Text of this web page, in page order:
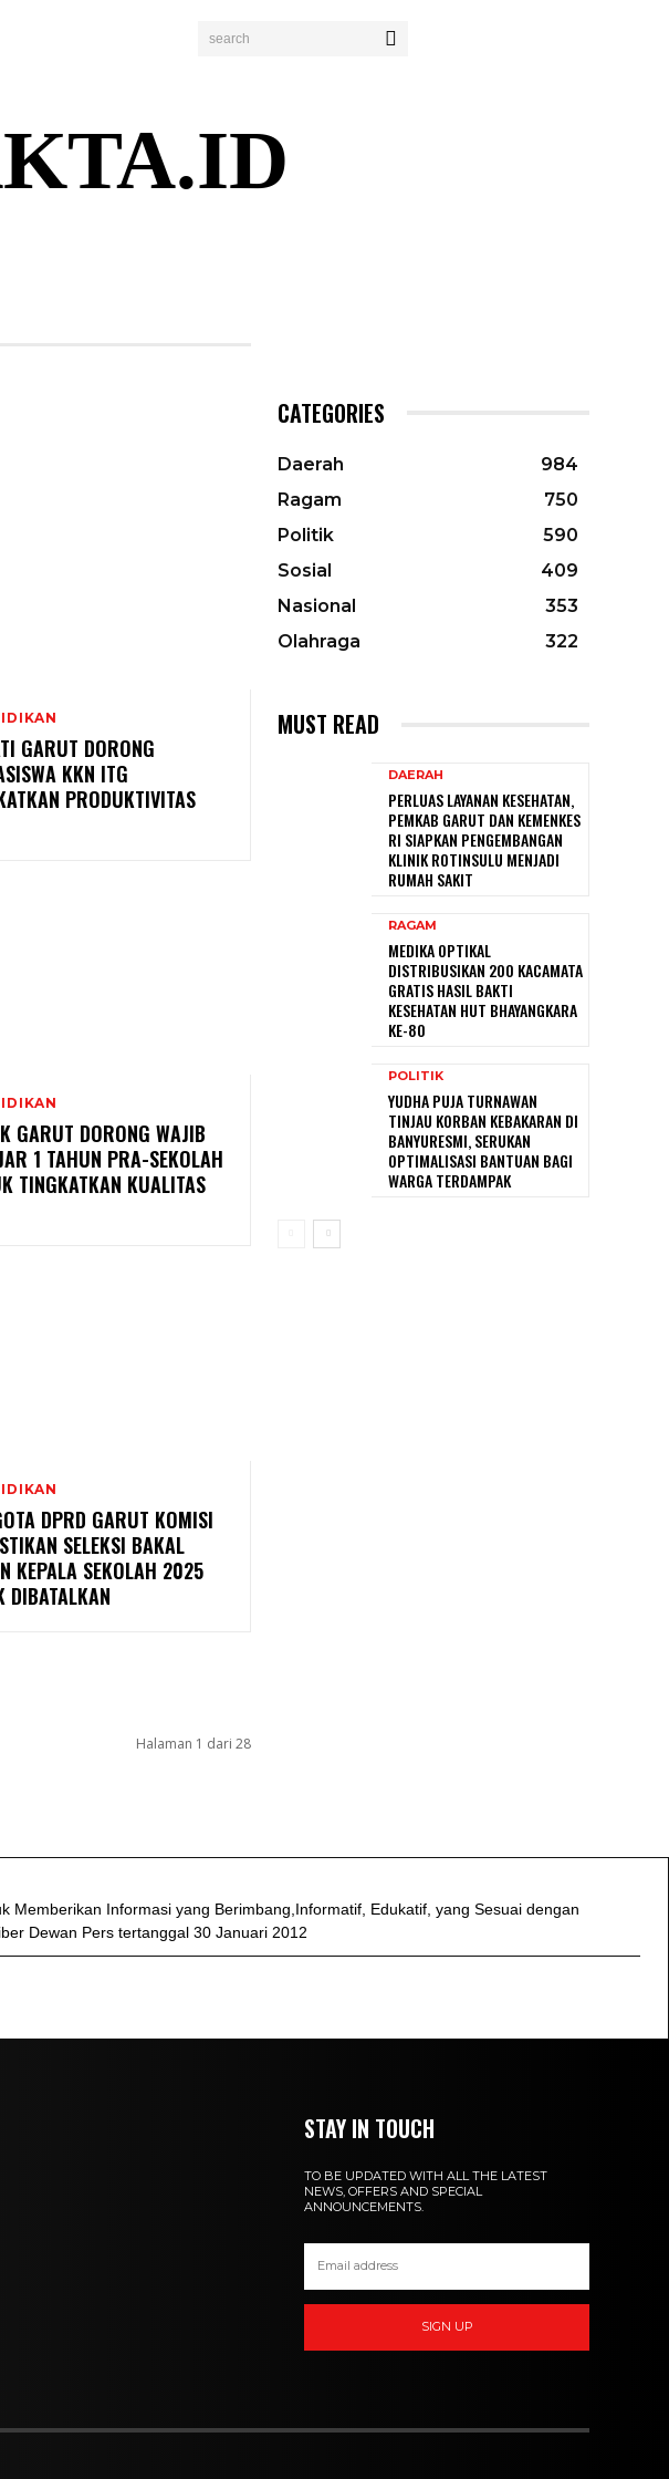
search
GARUT DORONG
KKN ITG
PRODUKTIVITAS
GARUT DORONG WAJIB
1 TAHUN PRA-SEKOLAH
TINGKATKAN KUALITAS
DPRD GARUT KOMISI
SELEKSI BAKAL
KEPALA SEKOLAH 2025
DIBATALKAN
Halaman 1 dari 28
CATEGORIES
Daerah
984
Ragam
750
Politik
590
Sosial
409
Nasional
353
Olahraga
322
MUST READ
DAERAH
PERLUAS LAYANAN KESEHATAN,
PEMKAB GARUT DAN KEMENKES
RI SIAPKAN PENGEMBANGAN
KLINIK ROTINSULU MENJADI
RUMAH SAKIT
RAGAM
MEDIKA OPTIKAL
DISTRIBUSIKAN 200 KACAMATA
GRATIS HASIL BAKTI
KESEHATAN HUT BHAYANGKARA
KE-80
POLITIK
YUDHA PUJA TURNAWAN
TINJAU KORBAN KEBAKARAN DI
BANYURESMI, SERUKAN
OPTIMALISASI BANTUAN BAGI
WARGA TERDAMPAK
Informasi yang Berimbang,Informatif, Edukatif, yang Sesuai dengan
Dewan Pers tertanggal 30 Januari 2012
STAY IN TOUCH
TO BE UPDATED WITH ALL THE LATEST
NEWS, OFFERS AND SPECIAL
ANNOUNCEMENTS.
SIGN UP